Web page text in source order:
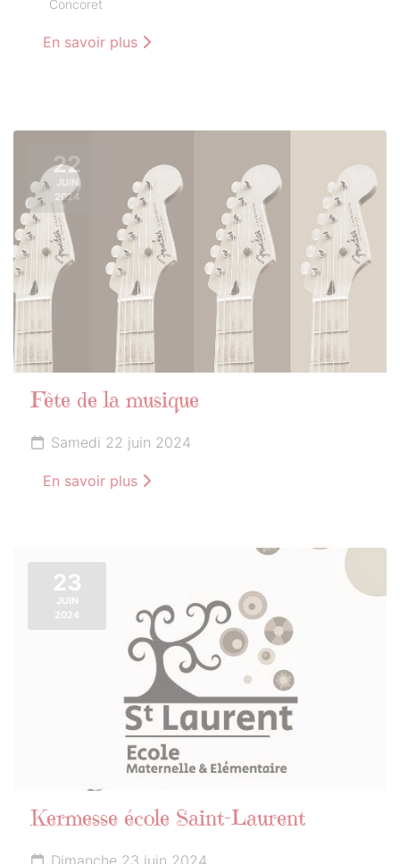
Concoret
En savoir plus
22
JUIN
2024
Fête de la musique
Samedi 22 juin 2024
En savoir plus
23
JUIN
2024
Kermesse école Saint-Laurent
Dimanche 23 juin 2024